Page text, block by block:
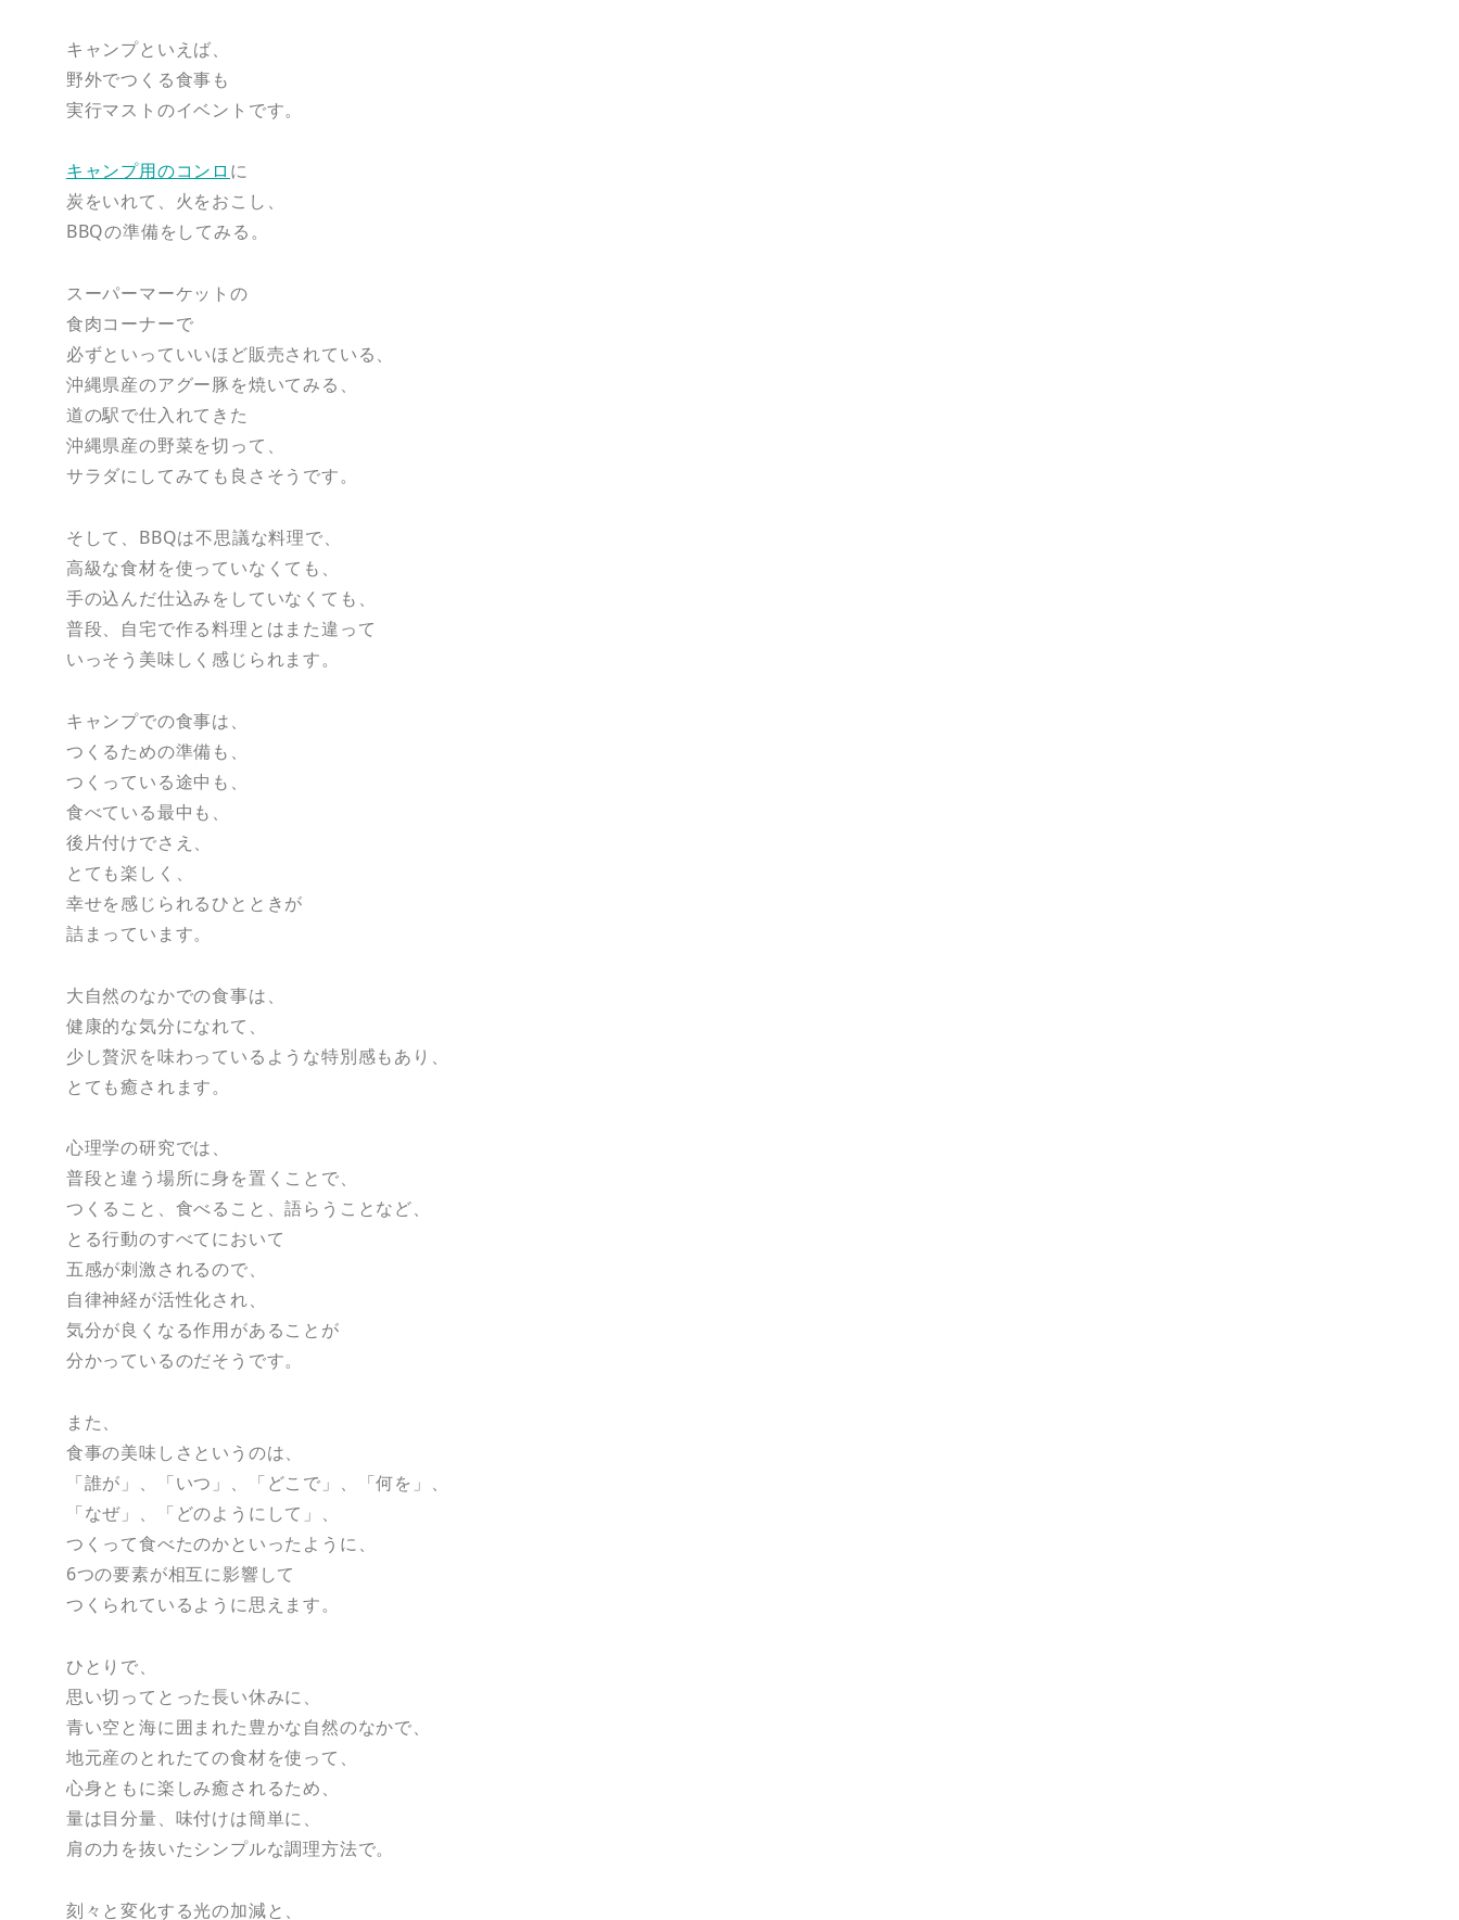
キャンプといえば、
野外でつくる食事も
実行マストのイベントです。
キャンプ用のコンロ に
炭をいれて、火をおこし、
BBQの準備をしてみる。
スーパーマーケットの
食肉コーナーで
必ずといっていいほど販売されている、
沖縄県産のアグー豚を焼いてみる、
道の駅で仕入れてきた
沖縄県産の野菜を切って、
サラダにしてみても良さそうです。
そして、BBQは不思議な料理で、
高級な食材を使っていなくても、
手の込んだ仕込みをしていなくても、
普段、自宅で作る料理とはまた違って
いっそう美味しく感じられます。
キャンプでの食事は、
つくるための準備も、
つくっている途中も、
食べている最中も、
後片付けでさえ、
とても楽しく、
幸せを感じられるひとときが
詰まっています。
大自然のなかでの食事は、
健康的な気分になれて、
少し贅沢を味わっているような特別感もあり、
とても癒されます。
心理学の研究では、
普段と違う場所に身を置くことで、
つくること、食べること、語らうことなど、
とる行動のすべてにおいて
五感が刺激されるので、
自律神経が活性化され、
気分が良くなる作用があることが
分かっているのだそうです。
また、
食事の美味しさというのは、
「誰が」、「いつ」、「どこで」、「何を」、
「なぜ」、「どのようにして」、
つくって食べたのかといったように、
6つの要素が相互に影響して
つくられているように思えます。
ひとりで、
思い切ってとった長い休みに、
青い空と海に囲まれた豊かな自然のなかで、
地元産のとれたての食材を使って、
心身ともに楽しみ癒されるため、
量は目分量、味付けは簡単に、
肩の力を抜いたシンプルな調理方法で。
刻々と変化する光の加減と、